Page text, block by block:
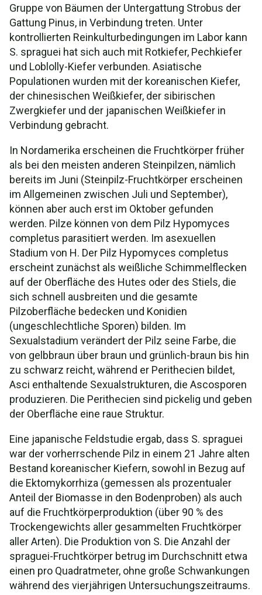
Gruppe von Bäumen der Untergattung Strobus der
Gattung Pinus, in Verbindung treten. Unter
kontrollierten Reinkulturbedingungen im Labor kann
S. spraguei hat sich auch mit Rotkiefer, Pechkiefer
und Loblolly-Kiefer verbunden. Asiatische
Populationen wurden mit der koreanischen Kiefer,
der chinesischen Weißkiefer, der sibirischen
Zwergkiefer und der japanischen Weißkiefer in
Verbindung gebracht.
In Nordamerika erscheinen die Fruchtkörper früher
als bei den meisten anderen Steinpilzen, nämlich
bereits im Juni (Steinpilz-Fruchtkörper erscheinen
im Allgemeinen zwischen Juli und September),
können aber auch erst im Oktober gefunden
werden. Pilze können von dem Pilz Hypomyces
completus parasitiert werden. Im asexuellen
Stadium von H. Der Pilz Hypomyces completus
erscheint zunächst als weißliche Schimmelflecken
auf der Oberfläche des Hutes oder des Stiels, die
sich schnell ausbreiten und die gesamte
Pilzoberfläche bedecken und Konidien
(ungeschlechtliche Sporen) bilden. Im
Sexualstadium verändert der Pilz seine Farbe, die
von gelbbraun über braun und grünlich-braun bis hin
zu schwarz reicht, während er Perithecien bildet,
Asci enthaltende Sexualstrukturen, die Ascosporen
produzieren. Die Perithecien sind pickelig und geben
der Oberfläche eine raue Struktur.
Eine japanische Feldstudie ergab, dass S. spraguei
war der vorherrschende Pilz in einem 21 Jahre alten
Bestand koreanischer Kiefern, sowohl in Bezug auf
die Ektomykorrhiza (gemessen als prozentualer
Anteil der Biomasse in den Bodenproben) als auch
auf die Fruchtkörperproduktion (über 90 % des
Trockengewichts aller gesammelten Fruchtkörper
aller Arten). Die Produktion von S. Die Anzahl der
spraguei-Fruchtkörper betrug im Durchschnitt etwa
einen pro Quadratmeter, ohne große Schwankungen
während des vierjährigen Untersuchungszeitraums.